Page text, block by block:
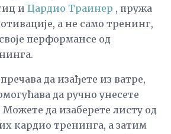
и Цардио Траинер , пружа
а не само тренинг,
перформансе од
да изађете из ватре,
да ручно унесете
Можете да изаберете листу од
кардио тренинга, а затим